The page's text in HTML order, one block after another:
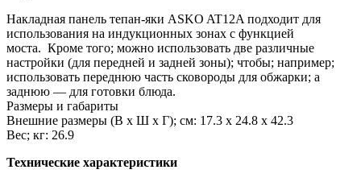
Накладная панель тепан-яки ASKO AT12A подходит для
использования на индукционных зонах с функцией
моста. Кроме того; можно использовать две различные
настройки (для передней и задней зоны); чтобы; например;
использовать переднюю часть сковороды для обжарки; а
заднюю — для готовки блюда.
Размеры и габариты
Внешние размеры (В х Ш х Г); см: 17.3 х 24.8 х 42.3
Вес; кг: 26.9
Технические характеристики